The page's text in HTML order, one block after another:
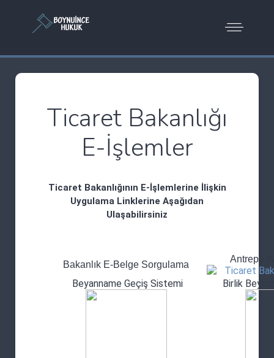
Ticaret Bakanlığı
E-İşlemler
Ticaret Bakanlığının E-İşlemlerine İlişkin
Uygulama Linklerine Aşağıdan
Ulaşabilirsiniz
Bakanlık E-Belge Sorgulama
Antrepo
Beyanname Geçiş Sistemi Birlik